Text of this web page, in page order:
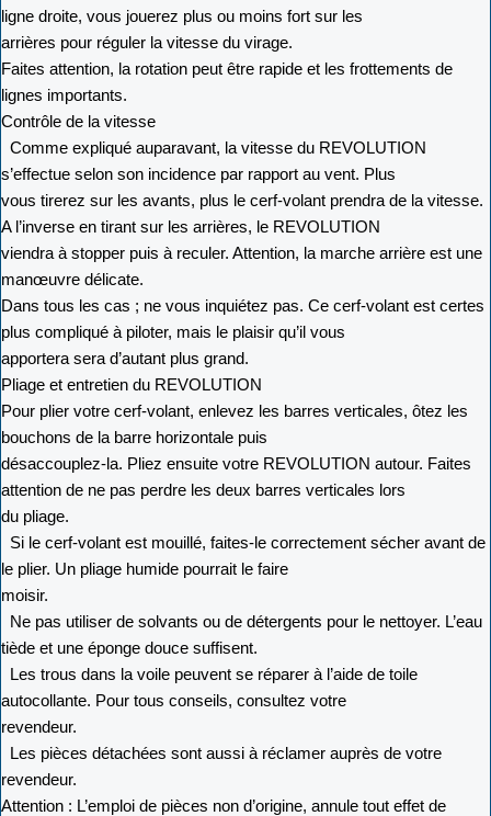
ligne droite, vous jouerez plus ou moins fort sur les
arrières pour réguler la vitesse du virage.
Faites attention, la rotation peut être rapide et les frottements de
lignes importants.
Contrôle de la vitesse
Comme expliqué auparavant, la vitesse du REVOLUTION
s’effectue selon son incidence par rapport au vent. Plus
vous tirerez sur les avants, plus le cerf-volant prendra de la vitesse.
A l’inverse en tirant sur les arrières, le REVOLUTION
viendra à stopper puis à reculer. Attention, la marche arrière est une
manœuvre délicate.
Dans tous les cas ; ne vous inquiétez pas. Ce cerf-volant est certes
plus compliqué à piloter, mais le plaisir qu’il vous
apportera sera d’autant plus grand.
Pliage et entretien du REVOLUTION
Pour plier votre cerf-volant, enlevez les barres verticales, ôtez les
bouchons de la barre horizontale puis
désaccouplez-la. Pliez ensuite votre REVOLUTION autour. Faites
attention de ne pas perdre les deux barres verticales lors
du pliage.
Si le cerf-volant est mouillé, faites-le correctement sécher avant de
le plier. Un pliage humide pourrait le faire
moisir.
Ne pas utiliser de solvants ou de détergents pour le nettoyer. L’eau
tiède et une éponge douce suffisent.
Les trous dans la voile peuvent se réparer à l’aide de toile
autocollante. Pour tous conseils, consultez votre
revendeur.
Les pièces détachées sont aussi à réclamer auprès de votre
revendeur.
Attention : L’emploi de pièces non d’origine, annule tout effet de